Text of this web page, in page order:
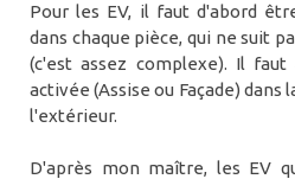
Pour les EV, il faut d'abord
dans chaque pièce, qui ne suit
(c'est assez complexe). Il faut
activée (Assise ou Façade)
l'extérieur.
D'après mon maître, les EV